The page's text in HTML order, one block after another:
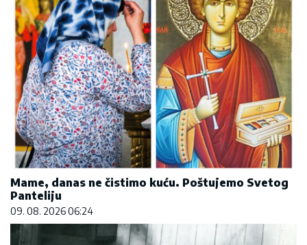
Mame, danas ne čistimo kuću. Poštujemo Svetog
Panteliju
09. 08. 2026 06:24